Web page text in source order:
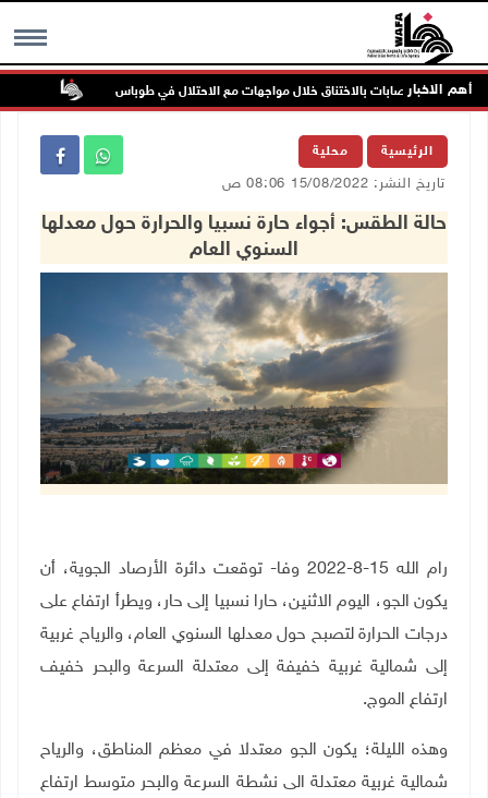
MENU أهم الاخبارإصابات بالاختناق خلال مواجهات مع الاحتلال في طوباس
الرئيسية محلية
تاريخ النشر: 15/08/2022 08:06 ص
حالة الطقس: أجواء حارة نسبيا والحرارة حول معدلها
السنوي العام
رام الله 15-8-2022 وفا- توقعت دائرة الأرصاد الجوية، أن
يكون الجو، اليوم الاثنين، حارا نسبيا إلى حار، ويطرأ ارتفاع على
درجات الحرارة لتصبح حول معدلها السنوي العام، والرياح غربية
إلى شمالية غربية خفيفة إلى معتدلة السرعة والبحر خفيف
ارتفاع الموج.
وهذه الليلة؛ يكون الجو معتدلا في معظم المناطق، والرياح
شمالية غربية معتدلة الى نشطة السرعة والبحر متوسط ارتفاع